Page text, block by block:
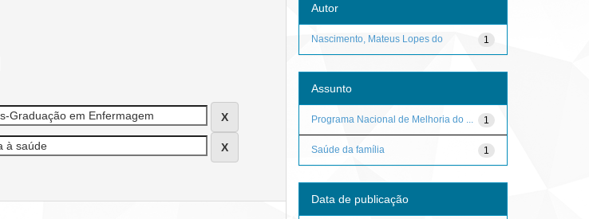
Autor
1
Nascimento, Mateus Lopes do
Assunto
1
Programa Nacional de Melhoria do ...
1
Saúde da família
Data de publicação